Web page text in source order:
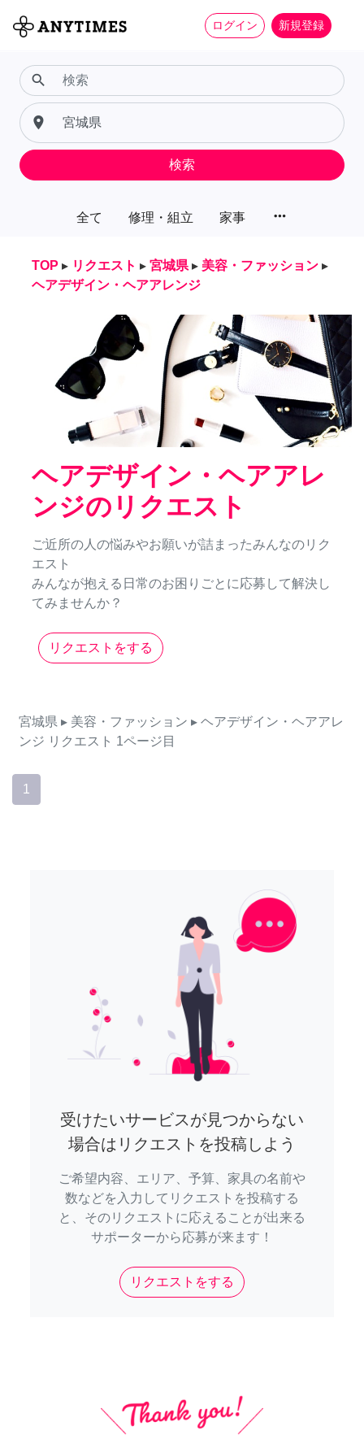
ログイン 新規登録
全て 修理・組立 家事 more_horiz
search
place
検索
TOP ▸ リクエスト ▸ 宮城県 ▸ 美容・ファッション ▸
ヘアデザイン・ヘアアレンジ
ヘアデザイン・ヘアアレ
ンジのリクエスト
ご近所の人の悩みやお願いが詰まったみんなのリク
エスト
みんなが抱える日常のお困りごとに応募して解決し
てみませんか？
リクエストをする
宮城県 ▸ 美容・ファッション ▸ ヘアデザイン・ヘアアレ
ンジ リクエスト 1ページ目
1
受けたいサービスが見つからない
場合はリクエストを投稿しよう
ご希望内容、エリア、予算、家具の名前や
数などを入力してリクエストを投稿する
と、そのリクエストに応えることが出来る
サポーターから応募が来ます！
リクエストをする